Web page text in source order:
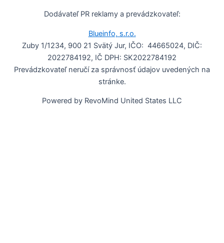
Dodávateľ PR reklamy a prevádzkovateľ:
Blueinfo, s.r.o.
Zuby 1/1234, 900 21 Svätý Jur, IČO: 44665024, DIČ:
2022784192, IČ DPH: SK2022784192
Prevádzkovateľ neručí za správnosť údajov uvedených na
stránke.
Powered by RevoMind United States LLC